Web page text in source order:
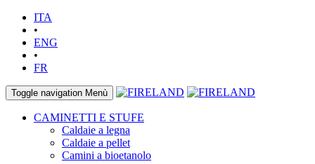
ITA
•
ENG
•
FR
Toggle navigation Menù
CAMINETTI E STUFE
Caldaie a legna
Caldaie a pellet
Camini a bioetanolo